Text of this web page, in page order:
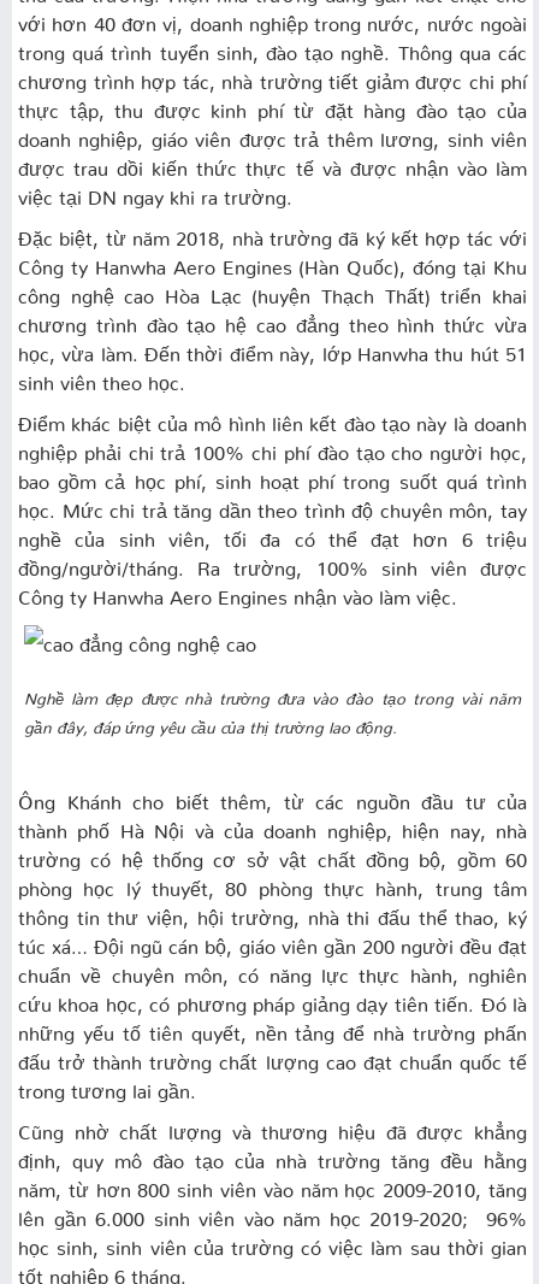
với hơn 40 đơn vị, doanh nghiệp trong nước, nước ngoài
trong quá trình tuyển sinh, đào tạo nghề. Thông qua các
chương trình hợp tác, nhà trường tiết giảm được chi phí
thực tập, thu được kinh phí từ đặt hàng đào tạo của
doanh nghiệp, giáo viên được trả thêm lương, sinh viên
được trau dồi kiến thức thực tế và được nhận vào làm
việc tại DN ngay khi ra trường.
Đặc biệt, từ năm 2018, nhà trường đã ký kết hợp tác với
Công ty Hanwha Aero Engines (Hàn Quốc), đóng tại Khu
công nghệ cao Hòa Lạc (huyện Thạch Thất) triển khai
chương trình đào tạo hệ cao đẳng theo hình thức vừa
học, vừa làm. Đến thời điểm này, lớp Hanwha thu hút 51
sinh viên theo học.
Điểm khác biệt của mô hình liên kết đào tạo này là doanh
nghiệp phải chi trả 100% chi phí đào tạo cho người học,
bao gồm cả học phí, sinh hoạt phí trong suốt quá trình
học. Mức chi trả tăng dần theo trình độ chuyên môn, tay
nghề của sinh viên, tối đa có thể đạt hơn 6 triệu
đồng/người/tháng. Ra trường, 100% sinh viên được
Công ty Hanwha Aero Engines nhận vào làm việc.
Nghề làm đẹp được nhà trường đưa vào đào tạo trong vài năm
gần đây, đáp ứng yêu cầu của thị trường lao động.
Ông Khánh cho biết thêm, từ các nguồn đầu tư của
thành phố Hà Nội và của doanh nghiệp, hiện nay, nhà
trường có hệ thống cơ sở vật chất đồng bộ, gồm 60
phòng học lý thuyết, 80 phòng thực hành, trung tâm
thông tin thư viện, hội trường, nhà thi đấu thể thao, ký
túc xá… Đội ngũ cán bộ, giáo viên gần 200 người đều đạt
chuẩn về chuyên môn, có năng lực thực hành, nghiên
cứu khoa học, có phương pháp giảng dạy tiên tiến. Đó là
những yếu tố tiên quyết, nền tảng để nhà trường phấn
đấu trở thành trường chất lượng cao đạt chuẩn quốc tế
trong tương lai gần.
Cũng nhờ chất lượng và thương hiệu đã được khẳng
định, quy mô đào tạo của nhà trường tăng đều hằng
năm, từ hơn 800 sinh viên vào năm học 2009-2010, tăng
lên gần 6.000 sinh viên vào năm học 2019-2020; 96%
học sinh, sinh viên của trường có việc làm sau thời gian
tốt nghiệp 6 tháng.